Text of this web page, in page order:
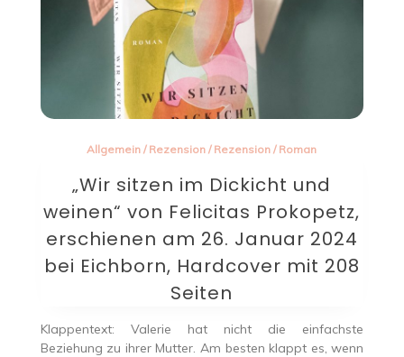
Allgemein / Rezension / Rezension / Roman
„Wir sitzen im Dickicht und
weinen“ von Felicitas Prokopetz,
erschienen am 26. Januar 2024
bei Eichborn, Hardcover mit 208
Seiten
Klappentext: Valerie hat nicht die einfachste
Beziehung zu ihrer Mutter. Am besten klappt es, wenn